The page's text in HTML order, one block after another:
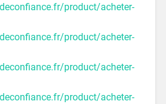
product/acheter-
product/acheter-
product/acheter-
product/acheter-